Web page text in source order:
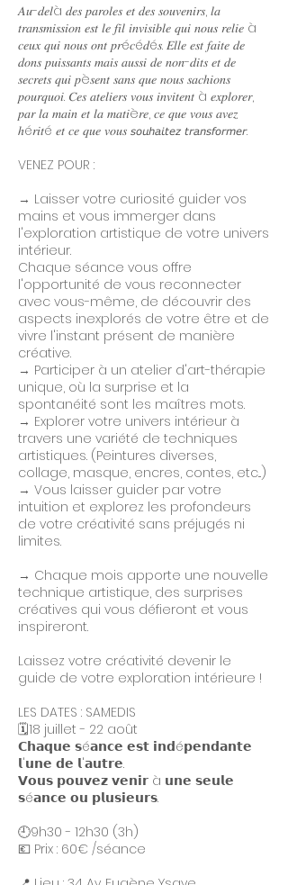
𝐴𝑢-𝑑𝑒𝑙à 𝑑𝑒𝑠 𝑝𝑎𝑟𝑜𝑙𝑒𝑠 𝑒𝑡 𝑑𝑒𝑠 𝑠𝑜𝑢𝑣𝑒𝑛𝑖𝑟𝑠, 𝑙𝑎
𝑡𝑟𝑎𝑛𝑠𝑚𝑖𝑠𝑠𝑖𝑜𝑛 𝑒𝑠𝑡 𝑙𝑒 𝑓𝑖𝑙 𝑖𝑛𝑣𝑖𝑠𝑖𝑏𝑙𝑒 𝑞𝑢𝑖 𝑛𝑜𝑢𝑠 𝑟𝑒𝑙𝑖𝑒 à
𝑐𝑒𝑢𝑥 𝑞𝑢𝑖 𝑛𝑜𝑢𝑠 𝑜𝑛𝑡 𝑝𝑟é𝑐é𝑑é𝑠. 𝐸𝑙𝑙𝑒 𝑒𝑠𝑡 𝑓𝑎𝑖𝑡𝑒 𝑑𝑒
𝑑𝑜𝑛𝑠 𝑝𝑢𝑖𝑠𝑠𝑎𝑛𝑡𝑠 𝑚𝑎𝑖𝑠 𝑎𝑢𝑠𝑠𝑖 𝑑𝑒 𝑛𝑜𝑛-𝑑𝑖𝑡𝑠 𝑒𝑡 𝑑𝑒
𝑠𝑒𝑐𝑟𝑒𝑡𝑠 𝑞𝑢𝑖 𝑝è𝑠𝑒𝑛𝑡 𝑠𝑎𝑛𝑠 𝑞𝑢𝑒 𝑛𝑜𝑢𝑠 𝑠𝑎𝑐ℎ𝑖𝑜𝑛𝑠
𝑝𝑜𝑢𝑟𝑞𝑢𝑜𝑖. 𝐶𝑒𝑠 𝑎𝑡𝑒𝑙𝑖𝑒𝑟𝑠 𝑣𝑜𝑢𝑠 𝑖𝑛𝑣𝑖𝑡𝑒𝑛𝑡 à 𝑒𝑥𝑝𝑙𝑜𝑟𝑒𝑟,
𝑝𝑎𝑟 𝑙𝑎 𝑚𝑎𝑖𝑛 𝑒𝑡 𝑙𝑎 𝑚𝑎𝑡𝑖è𝑟𝑒, 𝑐𝑒 𝑞𝑢𝑒 𝑣𝑜𝑢𝑠 𝑎𝑣𝑒𝑧
ℎé𝑟𝑖𝑡é 𝑒𝑡 𝑐𝑒 𝑞𝑢𝑒 𝑣𝑜𝑢𝑠 𝘴𝘰𝘶𝘩𝘢𝘪𝘵𝘦𝘻 𝘵𝘳𝘢𝘯𝘴𝘧𝘰𝘳𝘮𝘦𝘳.
VENEZ POUR :
→ Laisser votre curiosité guider vos
mains et vous immerger dans
l'exploration artistique de votre univers
intérieur.
Chaque séance vous offre
l'opportunité de vous reconnecter
avec vous-même, de découvrir des
aspects inexplorés de votre être et de
vivre l'instant présent de manière
créative.
→ Participer à un atelier d'art-thérapie
unique, où la surprise et la
spontanéité sont les maîtres mots.
→ Explorer votre univers intérieur à
travers une variété de techniques
artistiques. (Peintures diverses,
collage, masque, encres, contes, etc...)
→ Vous laisser guider par votre
intuition et explorez les profondeurs
de votre créativité sans préjugés ni
limites.
→ Chaque mois apporte une nouvelle
technique artistique, des surprises
créatives qui vous défieront et vous
inspireront.
Laissez votre créativité devenir le
guide de votre exploration intérieure !
LES DATES : SAMEDIS
🗓️18 juillet - 22 août
𝗖𝗵𝗮𝗾𝘂𝗲 𝘀é𝗮𝗻𝗰𝗲 𝗲𝘀𝘁 𝗶𝗻𝗱é𝗽𝗲𝗻𝗱𝗮𝗻𝘁𝗲
𝗹'𝘂𝗻𝗲 𝗱𝗲 𝗹'𝗮𝘂𝘁𝗿𝗲.
𝗩𝗼𝘂𝘀 𝗽𝗼𝘂𝘃𝗲𝘇 𝘃𝗲𝗻𝗶𝗿 à 𝘂𝗻𝗲 𝘀𝗲𝘂𝗹𝗲
𝘀é𝗮𝗻𝗰𝗲 𝗼𝘂 𝗽𝗹𝘂𝘀𝗶𝗲𝘂𝗿𝘀.
🕘9h30 - 12h30 (3h)
💶 Prix : 60€ /séance